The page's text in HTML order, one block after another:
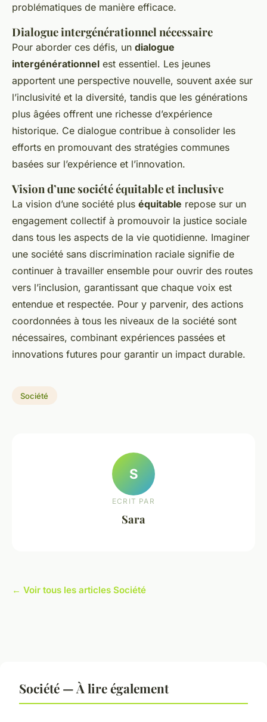
problématiques de manière efficace.
Dialogue intergénérationnel nécessaire
Pour aborder ces défis, un dialogue
intergénérationnel est essentiel. Les jeunes
apportent une perspective nouvelle, souvent axée sur
l’inclusivité et la diversité, tandis que les générations
plus âgées offrent une richesse d’expérience
historique. Ce dialogue contribue à consolider les
efforts en promouvant des stratégies communes
basées sur l’expérience et l’innovation.
Vision d’une société équitable et inclusive
La vision d’une société plus équitable repose sur un
engagement collectif à promouvoir la justice sociale
dans tous les aspects de la vie quotidienne. Imaginer
une société sans discrimination raciale signifie de
continuer à travailler ensemble pour ouvrir des routes
vers l’inclusion, garantissant que chaque voix est
entendue et respectée. Pour y parvenir, des actions
coordonnées à tous les niveaux de la société sont
nécessaires, combinant expériences passées et
innovations futures pour garantir un impact durable.
Société
S
ECRIT PAR
Sara
← Voir tous les articles Société
Société — À lire également